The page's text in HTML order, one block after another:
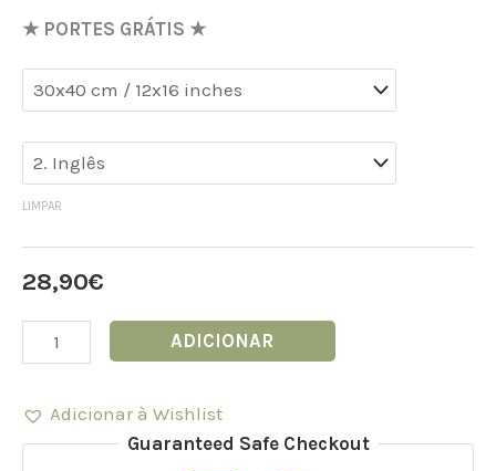
★ PORTES GRÁTIS ★
LIMPAR
28,90€
ADICIONAR
Adicionar à Wishlist
Guaranteed Safe Checkout